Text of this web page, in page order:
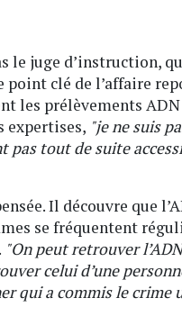
le juge d’instruction,
clé de l’affaire
les prélèvements
expertises, "je ne suis
tout de suite
Il découvre que
se fréquentent
"On peut retrouver
celui d’une
qui a commis le crime